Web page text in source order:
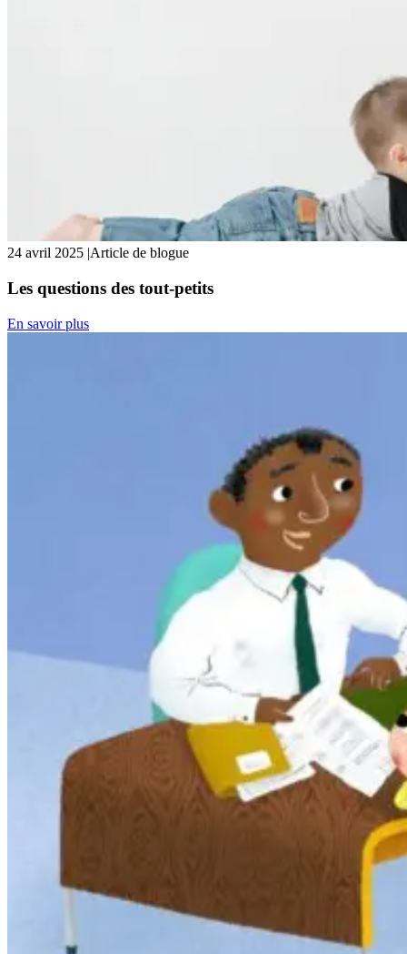
24 avril 2025 |Article de blogue
Les questions des tout-petits
En savoir plus